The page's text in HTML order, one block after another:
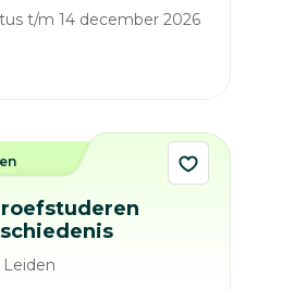
t/m 14 december 2026